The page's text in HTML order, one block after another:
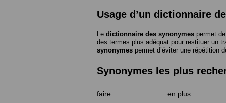
Usage d’un dictionnaire
Le dictionnaire des synonymes permet
des termes plus adéquat pour restituer un
synonymes permet d’éviter une répétition
Synonymes les plus
faire en plus